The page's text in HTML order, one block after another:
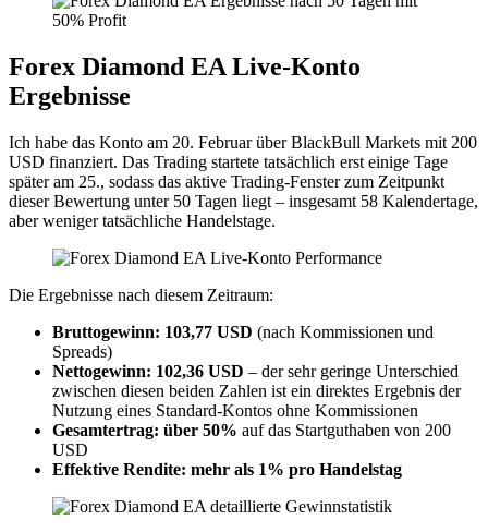
Forex Diamond EA Live-Konto
Ergebnisse
Ich habe das Konto am 20. Februar über BlackBull Markets mit 200
USD finanziert. Das Trading startete tatsächlich erst einige Tage
später am 25., sodass das aktive Trading-Fenster zum Zeitpunkt
dieser Bewertung unter 50 Tagen liegt – insgesamt 58 Kalendertage,
aber weniger tatsächliche Handelstage.
Die Ergebnisse nach diesem Zeitraum:
Bruttogewinn: 103,77 USD (nach Kommissionen und
Spreads)
Nettogewinn: 102,36 USD – der sehr geringe Unterschied
zwischen diesen beiden Zahlen ist ein direktes Ergebnis der
Nutzung eines Standard-Kontos ohne Kommissionen
Gesamtertrag: über 50% auf das Startguthaben von 200
USD
Effektive Rendite: mehr als 1% pro Handelstag